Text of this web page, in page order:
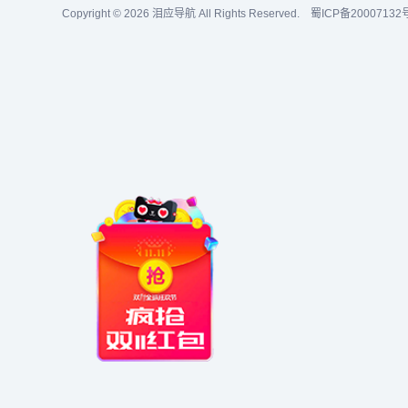
Copyright © 2026 泪应导航 All Rights Reserved. 蜀ICP备20007132